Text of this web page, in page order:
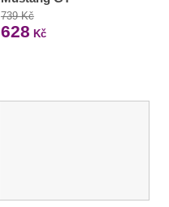
739 Kč
628 Kč